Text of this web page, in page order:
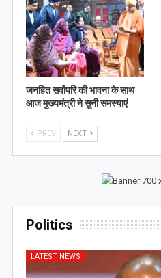
जनहित सर्वोपरि की भावना के साथ
आज मुख्यमंत्री ने सुनी समस्याएं
PREV NEXT
Politics
LATEST NEWS